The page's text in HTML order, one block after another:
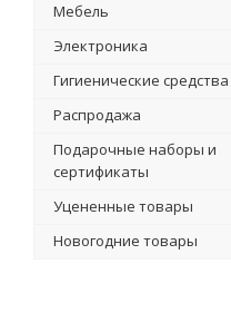
Мебель
Электроника
Гигиенические средства
Распродажа
Подарочные наборы и
сертификаты
Уцененные товары
Новогодние товары